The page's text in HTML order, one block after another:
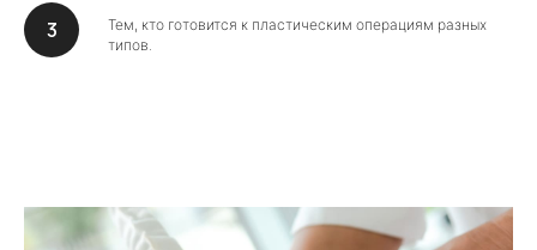
Тем, кто готовится к пластическим операциям разных
типов.